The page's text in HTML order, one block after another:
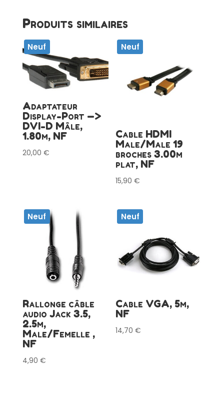
VGA
NF
Produits similaires
Neuf
Adaptateur
Display-Port —>
DVI-D Mâle,
1.80m, NF
20,00 €
Neuf
Cable HDMI
Male/Male 19
broches 3.00m
plat, NF
15,90€
Neuf
Rallonge câble
audio Jack 3.5,
2.5m,
Male/Femelle ,
NF
4,90 €
Neuf
Cable VGA, 5m,
NF
14,70€